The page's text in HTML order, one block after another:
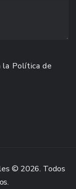
la Política de
© 2026. Todos